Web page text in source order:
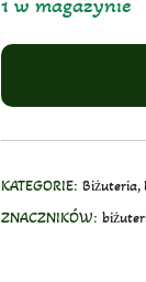
1 w magazynie
KATEGORIE: Biżuteria,
ZNACZNIKÓW: